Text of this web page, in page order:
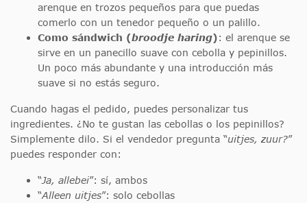
arenque en trozos pequeños para que puedas
comerlo con un tenedor pequeño o un palillo.
Como sándwich (broodje haring): el arenque se
sirve en un panecillo suave con cebolla y pepinillos.
Un poco más abundante y una introducción más
suave si no estás seguro.
Cuando hagas el pedido, puedes personalizar tus
ingredientes. ¿No te gustan las cebollas o los pepinillos?
Simplemente dilo. Si el vendedor pregunta “uitjes, zuur?”
puedes responder con:
“Ja, allebei”: sí, ambos
“Alleen uitjes”: solo cebollas